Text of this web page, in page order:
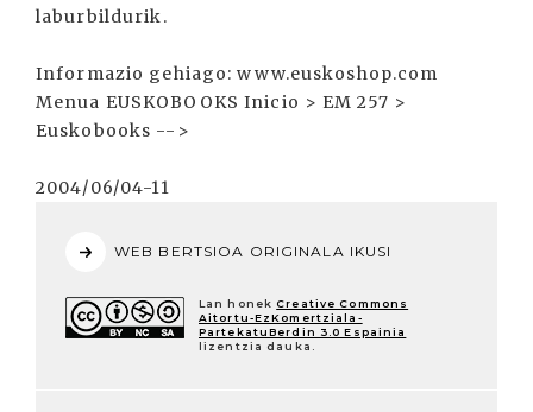
laburbildurik.
Informazio gehiago: www.euskoshop.com
Menua EUSKOBOOKS Inicio > EM 257 >
Euskobooks -->
2004/06/04-11
WEB BERTSIOA ORIGINALA IKUSI
Lan honek Creative Commons
Aitortu-EzKomertziala-
PartekatuBerdin 3.0 Espainia
lizentzia dauka.